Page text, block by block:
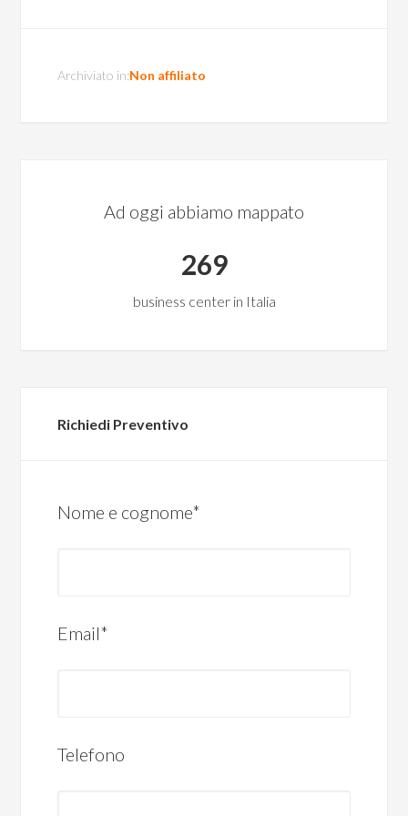
Archiviato in:Non affiliato
Ad oggi abbiamo mappato
269
business center in Italia
Richiedi Preventivo
Nome e cognome*
Email*
Telefono